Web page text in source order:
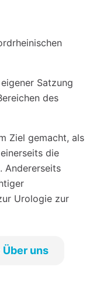
Satzung
des
Ziel gemacht, als
die
Andererseits
Urologie zur
Über uns